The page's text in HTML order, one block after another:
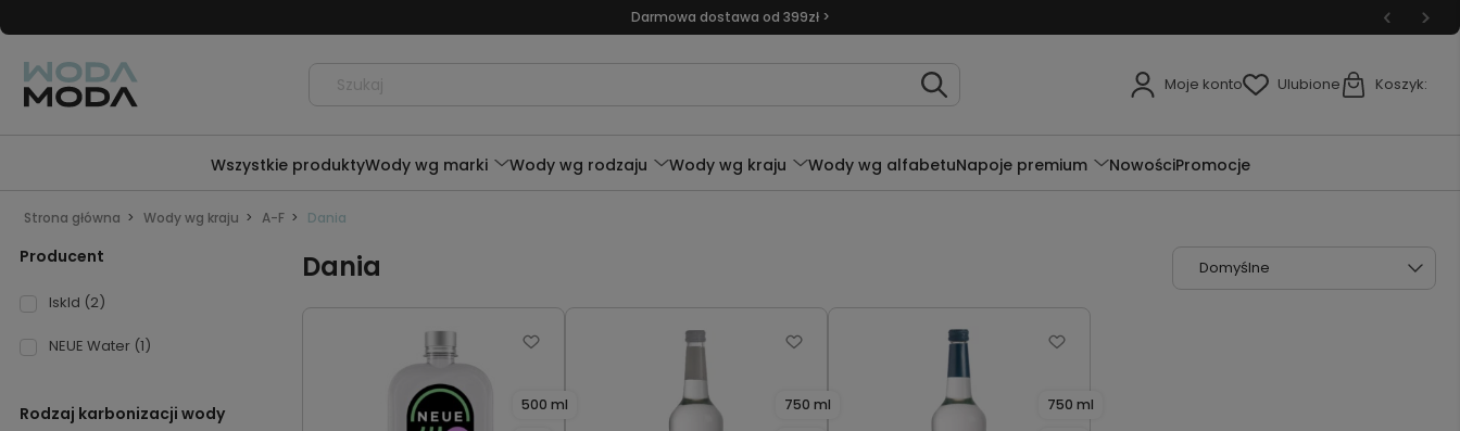
Darmowa dostawa od 399zł >
Moje konto Ulubione Koszyk:
Wszystkie produktyWody wg marki Wody wg rodzaju Wody wg kraju Wody wg alfabetuNapoje premium NowościPromocje
Strona główna Wody wg kraju A-F Dania
Producent
Iskld (2)
NEUE Water (1)
Rodzaj karbonizacji wody
Dania
500 ml
750 ml
750 ml